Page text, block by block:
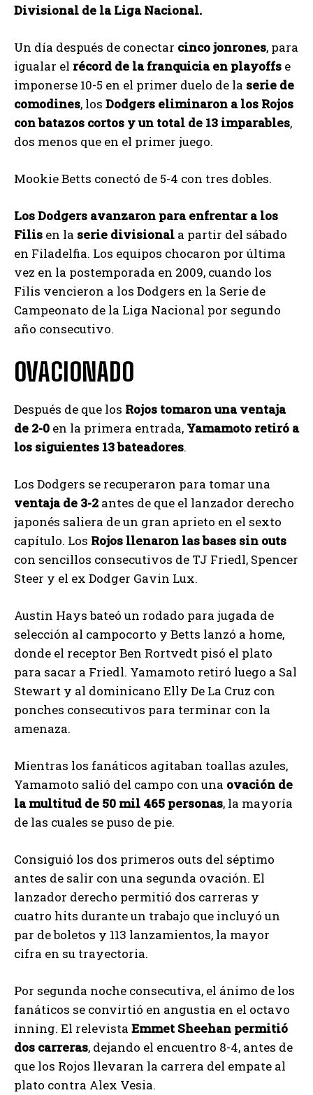
Divisional de la Liga Nacional.
Un día después de conectar cinco jonrones, para
igualar el récord de la franquicia en playoffs e
imponerse 10-5 en el primer duelo de la serie de
comodines, los Dodgers eliminaron a los Rojos
con batazos cortos y un total de 13 imparables,
dos menos que en el primer juego.
Mookie Betts conectó de 5-4 con tres dobles.
Los Dodgers avanzaron para enfrentar a los
Filis en la serie divisional a partir del sábado
en Filadelfia. Los equipos chocaron por última
vez en la postemporada en 2009, cuando los
Filis vencieron a los Dodgers en la Serie de
Campeonato de la Liga Nacional por segundo
año consecutivo.
OVACIONADO
Después de que los Rojos tomaron una ventaja
de 2-0 en la primera entrada, Yamamoto retiró a
los siguientes 13 bateadores.
Los Dodgers se recuperaron para tomar una
ventaja de 3-2 antes de que el lanzador derecho
japonés saliera de un gran aprieto en el sexto
capítulo. Los Rojos llenaron las bases sin outs
con sencillos consecutivos de TJ Friedl, Spencer
Steer y el ex Dodger Gavin Lux.
Austin Hays bateó un rodado para jugada de
selección al campocorto y Betts lanzó a home,
donde el receptor Ben Rortvedt pisó el plato
para sacar a Friedl. Yamamoto retiró luego a Sal
Stewart y al dominicano Elly De La Cruz con
ponches consecutivos para terminar con la
amenaza.
Mientras los fanáticos agitaban toallas azules,
Yamamoto salió del campo con una ovación de
la multitud de 50 mil 465 personas, la mayoría
de las cuales se puso de pie.
Consiguió los dos primeros outs del séptimo
antes de salir con una segunda ovación. El
lanzador derecho permitió dos carreras y
cuatro hits durante un trabajo que incluyó un
par de boletos y 113 lanzamientos, la mayor
cifra en su trayectoria.
Por segunda noche consecutiva, el ánimo de los
fanáticos se convirtió en angustia en el octavo
inning. El relevista Emmet Sheehan permitió
dos carreras, dejando el encuentro 8-4, antes de
que los Rojos llevaran la carrera del empate al
plato contra Alex Vesia.